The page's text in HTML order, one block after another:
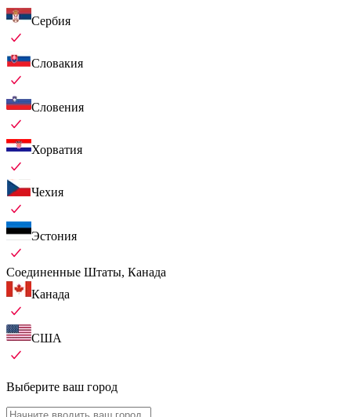
Сербия
Словакия
Словения
Хорватия
Чехия
Эстония
Соединенные Штаты, Канада
Канада
США
Выберите ваш город